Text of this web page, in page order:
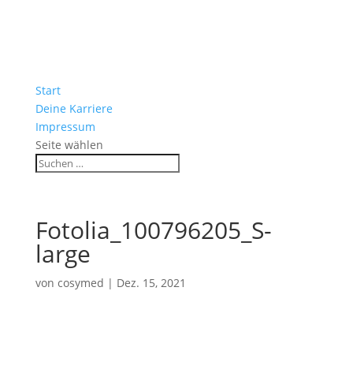
Start
Deine Karriere
Impressum
Seite wählen
Fotolia_100796205_S-
large
von cosymed | Dez. 15, 2021